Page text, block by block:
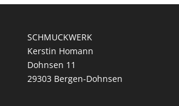
SCHMUCKWERK
Kerstin Homann
Dohnsen 11
29303 Bergen-Dohnsen